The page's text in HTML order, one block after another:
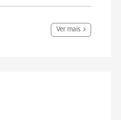
Ver mais